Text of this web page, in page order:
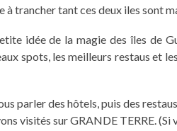
à trancher tant ces deux iles sont
idée de la magie des îles de
spots, les meilleurs restaus et
parler des hôtels, puis des
visités sur GRANDE TERRE. (Si